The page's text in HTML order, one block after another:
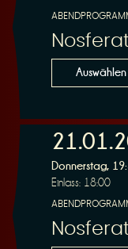
e
s
Auswählen
Donnerstag,
Einlass: 18:00